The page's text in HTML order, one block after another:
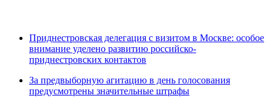
Приднестровская делегация с визитом в Москве: особое
внимание уделено развитию российско-
приднестровских контактов
За предвыборную агитацию в день голосования
предусмотрены значительные штрафы